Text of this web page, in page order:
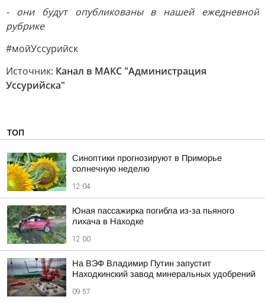
- они будут опубликованы в нашей ежедневной
рубрике
#мойУссурийск
Источник: Канал в МАКС "Администрация
Уссурийска"
ТОП
Синоптики прогнозируют в Приморье
солнечную неделю
12:04
Юная пассажирка погибла из-за пьяного
лихача в Находке
12:00
На ВЭФ Владимир Путин запустит
Находкинский завод минеральных удобрений
09:57